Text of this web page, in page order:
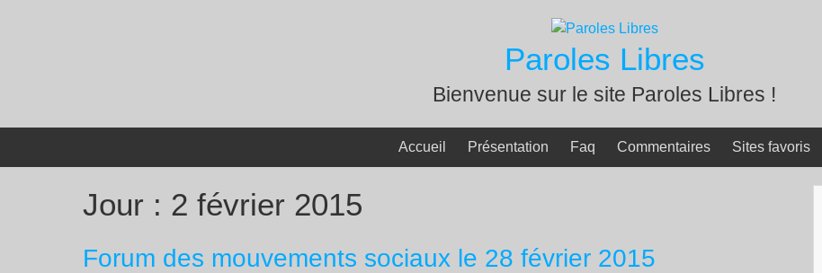
Paroles Libres
Bienvenue sur le site Paroles Libres !
Accueil Présentation Faq Commentaires Sites favoris
Jour : 2 février 2015
Forum des mouvements sociaux le 28 février 2015